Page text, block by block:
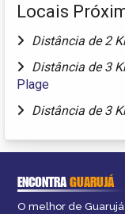
Locais
Distância de 2
Distância de 3
Plage
Distância de 3
ENCONTRAGUARUJÁ
O melhor de Guarujá